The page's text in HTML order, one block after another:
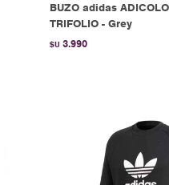
BUZO adidas
TRIFOLIO - Grey
$U 3.990